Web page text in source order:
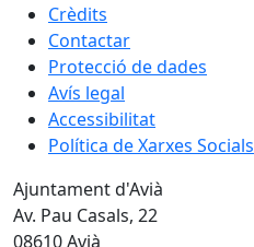
Crèdits
Contactar
Protecció de dades
Avís legal
Accessibilitat
Política de Xarxes Socials
Ajuntament d'Avià
Av. Pau Casals, 22
08610 Avià